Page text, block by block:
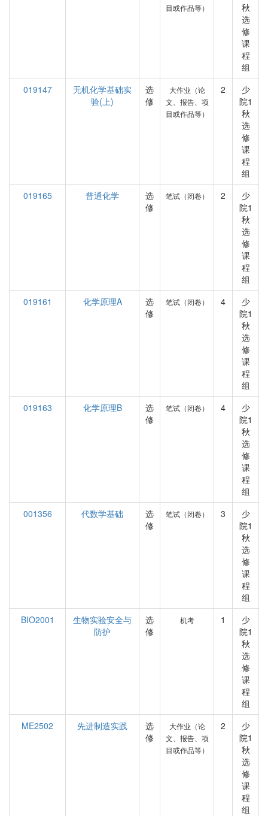
目或作品等）
秋
选
修
课
程
组
019147
无机化学基础实
验(上)
选
修
大作业（论
文、报告、项
目或作品等）
2
少
院1
秋
选
修
课
程
组
019165
普通化学
选
修
笔试（闭卷） 2
少
院1
秋
选
修
课
程
组
019161
化学原理A
选
修
笔试（闭卷） 4
少
院1
秋
选
修
课
程
组
019163
化学原理B
选
修
笔试（闭卷） 4
少
院1
秋
选
修
课
程
组
001356
代数学基础
选
修
笔试（闭卷） 3
少
院1
秋
选
修
课
程
组
BIO2001
生物实验安全与
防护
选
修
机考 1
少
院1
秋
选
修
课
程
组
ME2502
先进制造实践
选
修
大作业（论
文、报告、项
目或作品等）
2
少
院1
秋
选
修
课
程
组